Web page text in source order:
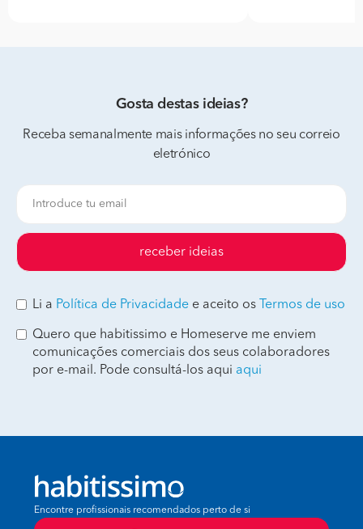
Gosta destas ideias?
Receba semanalmente mais informações no seu correio
eletrónico
receber ideias
Li a Política de Privacidade e aceito os Termos de uso
Quero que habitissimo e Homeserve me enviem
comunicações comerciais dos seus colaboradores
por e-mail. Pode consultá-los aqui aqui
Encontre profissionais recomendados perto de si